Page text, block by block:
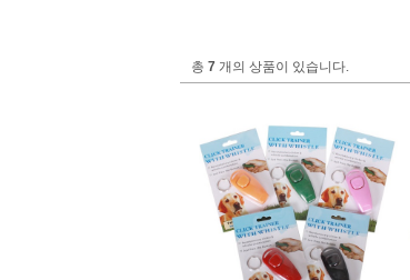
총 7 개의 상품이 있습니다.